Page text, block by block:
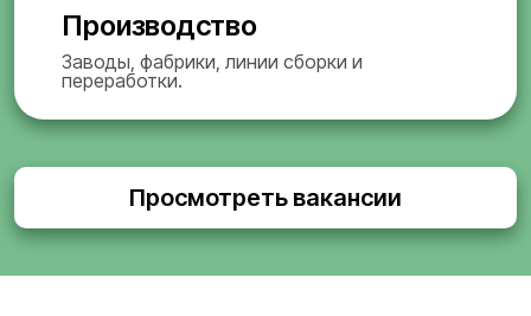
Производство
Заводы, фабрики, линии сборки и
переработки.
Просмотреть вакансии